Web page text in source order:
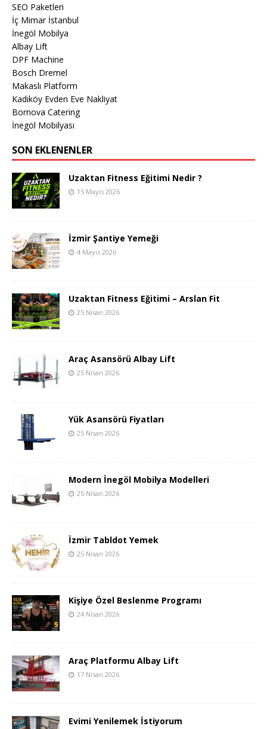
SEO Paketleri
İç Mimar İstanbul
İnegöl Mobilya
Albay Lift
DPF Machine
Bosch Dremel
Makaslı Platform
Kadıköy Evden Eve Nakliyat
Bornova Catering
İnegöl Mobilyası
SON EKLENENLER
Uzaktan Fitness Eğitimi Nedir ?
15 Mayıs 2026
İzmir Şantiye Yemeği
4 Mayıs 2026
Uzaktan Fitness Eğitimi – Arslan Fit
25 Nisan 2026
Araç Asansörü Albay Lift
25 Nisan 2026
Yük Asansörü Fiyatları
25 Nisan 2026
Modern İnegöl Mobilya Modelleri
25 Nisan 2026
İzmir Tabldot Yemek
25 Nisan 2026
Kişiye Özel Beslenme Programı
24 Nisan 2026
Araç Platformu Albay Lift
17 Nisan 2026
Evimi Yenilemek İstiyorum